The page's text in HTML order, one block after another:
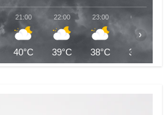
21:00
40°C
22:00
39°C
23:00
38°C
00:00
38°C
›